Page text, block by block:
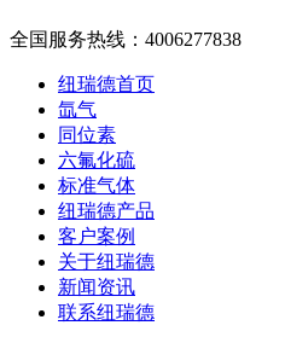
全国服务热线： 4006277838
纽瑞德首页
氙气
同位素
六氟化硫
标准气体
纽瑞德产品
客户案例
关于纽瑞德
新闻资讯
联系纽瑞德